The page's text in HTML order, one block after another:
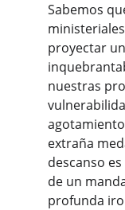
Sabemos
proyectar
nuestras
extraña
descanso
de un
profunda